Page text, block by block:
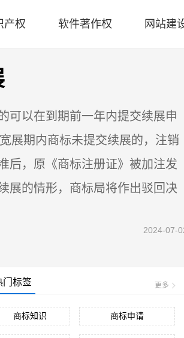
产权 软件著作权 网站建
可以在到期前一年内提交续展申
展期内商标未提交续展的，注销
后，原《商标注册证》被加注发
展的情形，商标局将作出驳回决
2024-07-
门标签 更多
商标知识 商标申请